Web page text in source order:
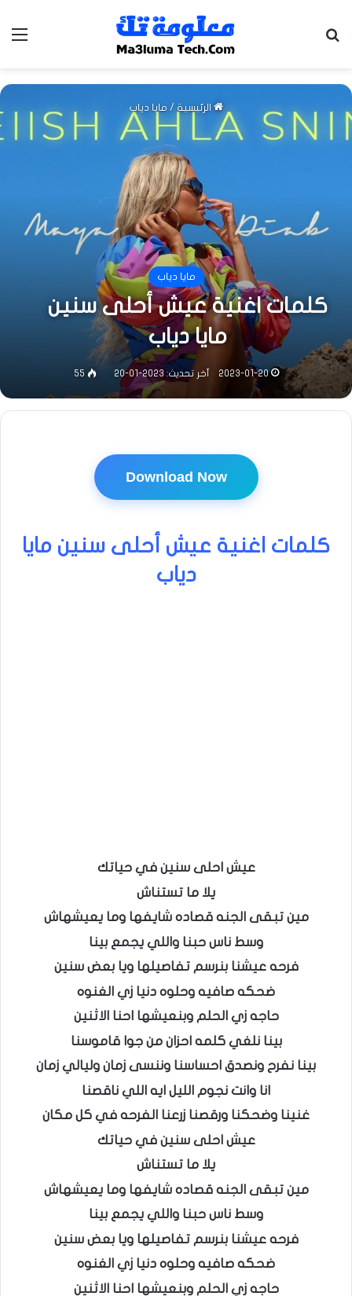
الرئيسية / مايا دياب
مايا دياب
كلمات اغنية عيش أحلى سنين
مايا دياب
2023-01-20 آخر تحديث: 2023-01-20 55
Download Now
كلمات اغنية عيش أحلى سنين مايا
دياب
عيش احلى سنين في حياتك
يلا ما تستناش
مين تبقى الجنه قصاده شايفها وما يعيشهاش
وسط ناس حبنا واللي يجمع بينا
فرحه عيشنا بنرسم تفاصيلها ويا بعض سنين
ضحكه صافيه وحلوه دنيا زي الغنوه
حاجه زي الحلم وبنعيشها احنا الاثنين
بينا نلغي كلمه احزان من جوا قاموسنا
بينا نفرح ونصدق احساسنا وننسى زمان وليالي زمان
انا وانت نجوم الليل ايه اللي ناقصنا
غنينا وضحكنا ورقصنا زرعنا الفرحه في كل مكان
عيش احلى سنين في حياتك
يلا ما تستناش
مين تبقى الجنه قصاده شايفها وما يعيشهاش
وسط ناس حبنا واللي يجمع بينا
فرحه عيشنا بنرسم تفاصيلها ويا بعض سنين
ضحكه صافيه وحلوه دنيا زي الغنوه
حاجه زي الحلم وبنعيشها احنا الاثنين